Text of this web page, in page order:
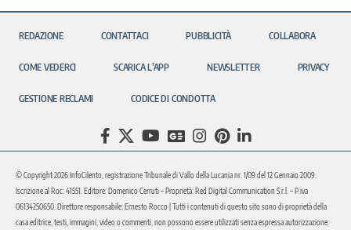
REDAZIONE CONTATTACI PUBBLICITÀ COLLABORA
COME VEDERCI SCARICA L’APP NEWSLETTER PRIVACY
GESTIONE RECLAMI CODICE DI CONDOTTA
© Copyright 2026 InfoCilento, registrazione Tribunale di Vallo della Lucania nr. 1/09 del 12 Gennaio 2009.
Iscrizione al Roc: 41551. Editore: Domenico Cerruti – Proprietà: Red Digital Communication S.r.l. – P.iva
06134250650. Direttore responsabile: Ernesto Rocco | Tutti i contenuti di questo sito sono di proprietà della
casa editrice, testi, immagini, video o commenti, non possono essere utilizzati senza espressa autorizzazione.